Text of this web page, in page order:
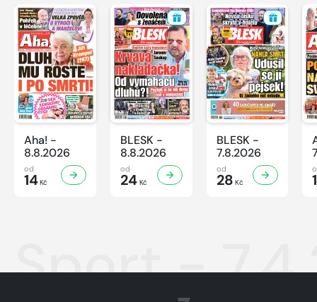
Aha! -
8.8.2026
od
14Kč
BLESK -
8.8.2026
od
24Kč
BLESK -
7.8.2026
od
28 Kč
Sport -